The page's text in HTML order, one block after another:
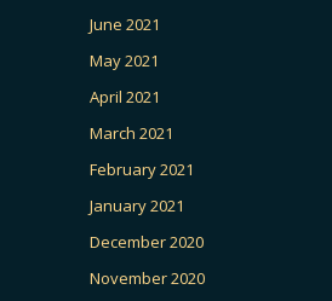
June 2021
May 2021
April 2021
March 2021
February 2021
January 2021
December 2020
November 2020